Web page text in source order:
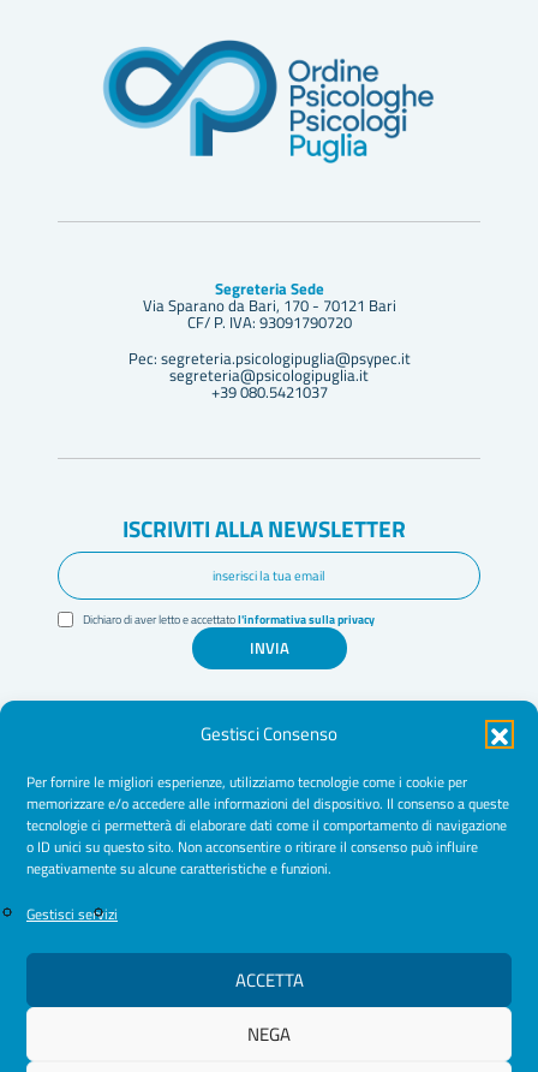
Gestisci Consenso
Per fornire le migliori esperienze, utilizziamo tecnologie come i cookie per
memorizzare e/o accedere alle informazioni del dispositivo. Il consenso a queste
tecnologie ci permetterà di elaborare dati come il comportamento di navigazione
o ID unici su questo sito. Non acconsentire o ritirare il consenso può influire
negativamente su alcune caratteristiche e funzioni.
Gestisci servizi
ACCETTA
NEGA
Segreteria Sede
Via Sparano da Bari, 170 - 70121 Bari
CF/ P. IVA: 93091790720
Pec: segreteria.psicologipuglia@psypec.it
segreteria@psicologipuglia.it
+39 080.5421037
ISCRIVITI ALLA NEWSLETTER
Dichiaro di aver letto e accettatol'informativa sulla privacy
INVIA
© 2026 Ordine Psicologhe e Psicologi Puglia
Amministrazione Trasparente
Normative
Cookie Policy
Privacy Policy